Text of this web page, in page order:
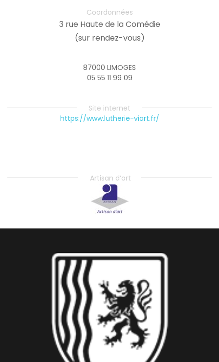
Coordonnées
3 rue Haute de la Comédie
(sur rendez-vous)
87000 LIMOGES
05 55 11 99 09
Site internet
https://www.lutherie-viart.fr/
Artisan d’art